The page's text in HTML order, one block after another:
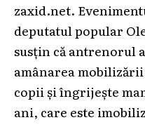
zaxid.net.
deputatul popular
susțin că antrenorul
amânarea
copii și îngrijește
ani, care este